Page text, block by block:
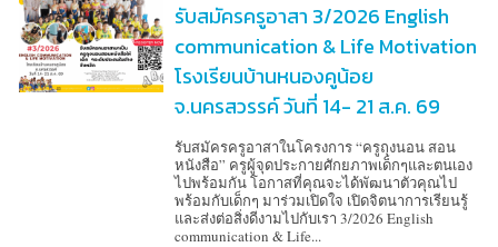
รับสมัครครูอาสา 3/2026 English
communication & Life Motivation
โรงเรียนบ้านหนองคูน้อย
จ.นครสวรรค์ วันที่ 14- 21 ส.ค. 69
รับสมัครครูอาสาในโครงการ “ครูถุงนอน สอน
หนังสือ” ครูผู้จุดประกายศักยภาพเด็กๆและตนเอง
ไปพร้อมกัน โอกาสที่คุณจะได้พัฒนาตัวคุณไป
พร้อมกับเด็กๆ มาร่วมเปิดใจ เปิดจิตนาการเรียนรู้
และส่งต่อสิ่งดีงามไปกับเรา 3/2026 English
communication & Life...